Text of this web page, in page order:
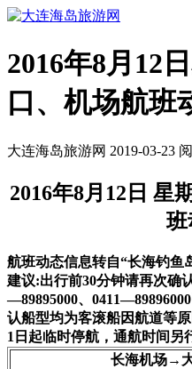
2016年8月12
口、机场航班
大连海岛旅游网 2019-03-23
2016年8月12日 星
班
航班动态信息转自“长海钓鱼
建议:出行前30分钟请再次确
—89895000、
认船型均为客滚船因航道等
1日起临时停航，通航时间另
长海机场→